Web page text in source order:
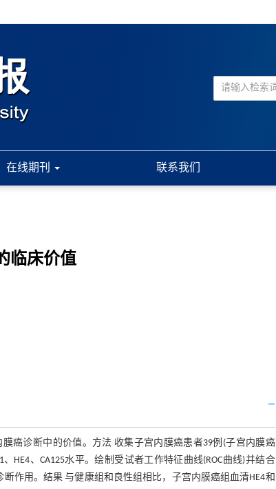
在线期刊 联系我们
临床价值
膜癌诊断中的价值。方法 收集子宫内膜癌患者39例(子宫内膜癌
HE4、CA125水平。绘制受试者工作特征曲线(ROC曲线)并结合
断作用。结果 与健康组和良性组相比，子宫内膜癌组血清HE4和